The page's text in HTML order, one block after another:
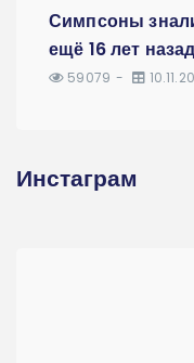
Симпсоны
ещё 16 лет назад
59079
Инстаграм